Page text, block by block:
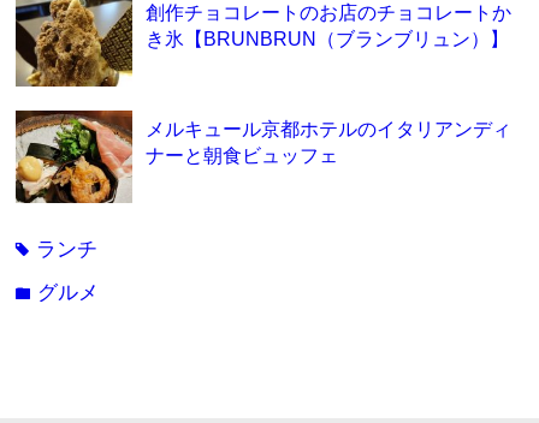
創作チョコレートのお店のチョコレートか
き氷【BRUNBRUN（ブランブリュン）】
メルキュール京都ホテルのイタリアンディ
ナーと朝食ビュッフェ
tag ランチ
folder グルメ